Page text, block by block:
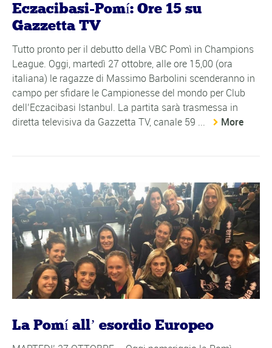
Eczacibasi-Pomí: Ore 15 su
Gazzetta TV
Tutto pronto per il debutto della VBC Pomì in Champions
League. Oggi, martedì 27 ottobre, alle ore 15,00 (ora
italiana) le ragazze di Massimo Barbolini scenderanno in
campo per sfidare le Campionesse del mondo per Club
dell’Eczacibasi Istanbul. La partita sarà trasmessa in
diretta televisiva da Gazzetta TV, canale 59 ...
More
La Pomí all’ esordio Europeo